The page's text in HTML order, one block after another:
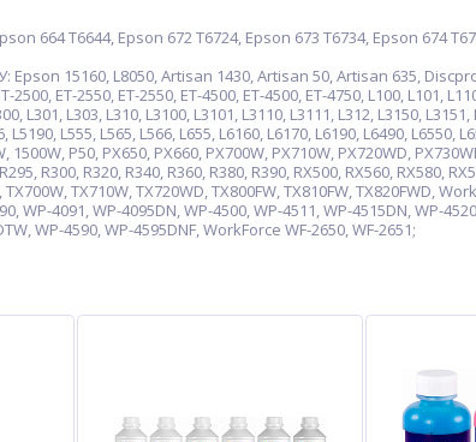
664 T6644, Epson 672 T6724, Epson 673 T6734, Epson 674
15160, L8050, Artisan 1430, Artisan 50, Artisan 635,
2500, ET-2550, ET-2550, ET-4500, ET-4500, ET-4750, L100, L101,
L301, L303, L310, L3100, L3101, L3110, L3111, L312, L3150,
L5190, L555, L565, L566, L655, L6160, L6170, L6190, L6490, L6550,
P50, PX650, PX660, PX700W, PX710W, PX720WD,
R300, R320, R340, R360, R380, R390, RX500, RX560, RX580,
TX700W, TX710W, TX720WD, TX800FW, TX810FW, TX820FWD,
WP-4091, WP-4095DN, WP-4500, WP-4511, WP-4515DN, WP-
WP-4590, WP-4595DNF, WorkForce WF-2650, WF-2651;